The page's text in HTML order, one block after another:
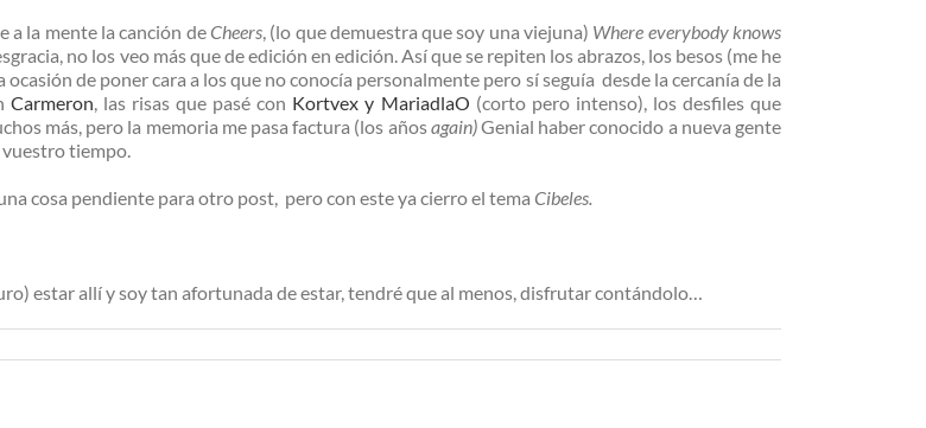
a la mente la canción deCheers, (lo que demuestra que soy una viejuna) Where everybody knows
no los veo más que de edición en edición. Así que se repiten los abrazos, los besos (me he
de poner cara a los que no conocía personalmente pero sí seguía desde la cercanía de la
Carmeron, las risas que pasé con Kortvex y MariadlaO (corto pero intenso), los desfiles que
más, pero la memoria me pasa factura (los añosagain)Genial haber conocido a nueva gente
vuestro tiempo.
cosa pendiente para otro post, pero con este ya cierro el tema Cibeles.
estar allí y soy tan afortunada de estar, tendré que al menos, disfrutar contándolo…